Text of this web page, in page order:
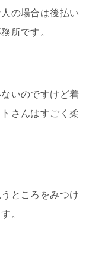
の場合は後払い
所です。
いのですけど着
さんはすごく柔
ところをみつけ
。